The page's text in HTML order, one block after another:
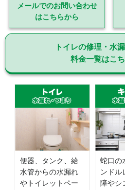
メールでのお問い合わせ
はこちらから
トイレの修理・水
料金一覧はこ
便器、タンク、給
水管からの水漏れ
やトイレットペー
蛇口の
ンドル
障やシ